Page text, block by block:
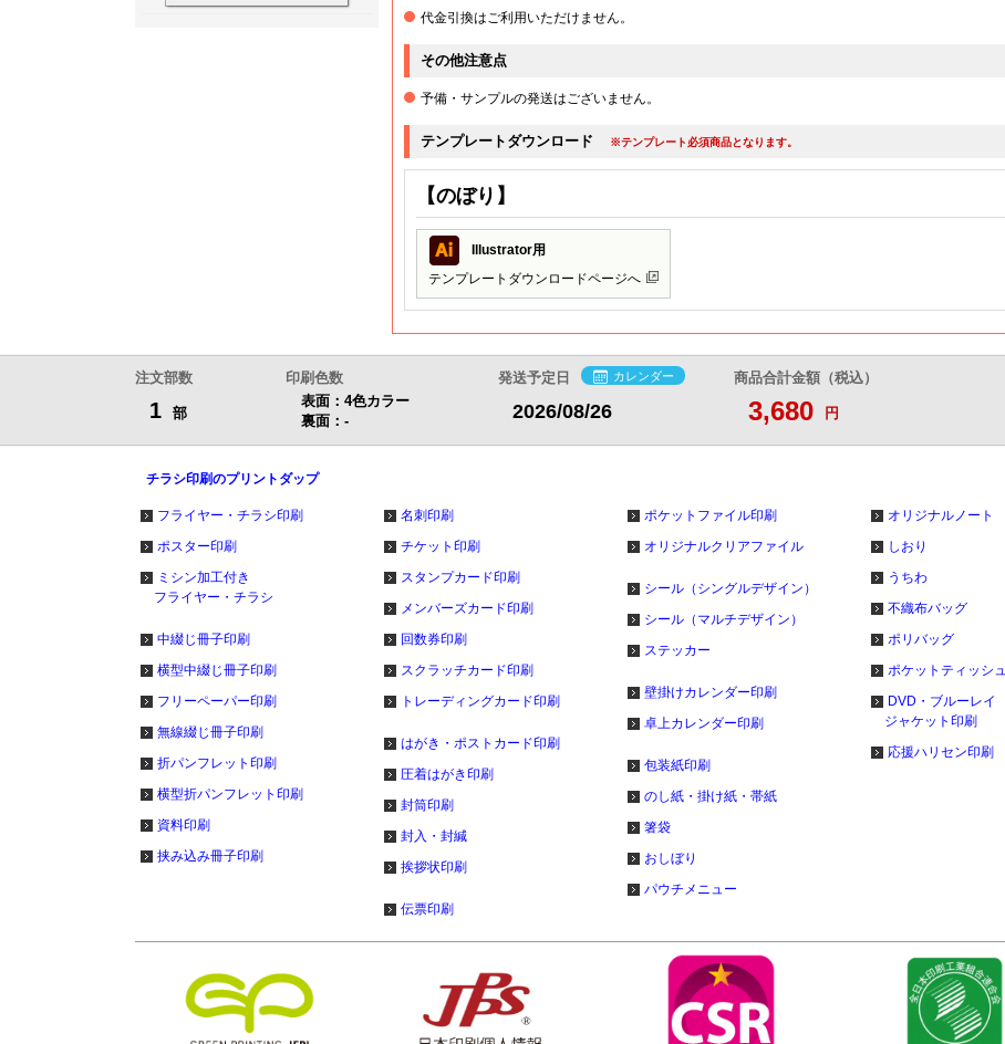
代金引換はご利用いただけません。
その他注意点
予備・サンプルの発送はございません。
テンプレートダウンロード ※テンプレート必須商品となります。
【のぼり】
Illustrator用
テンプレートダウンロードページへ
注文部数
1 部
印刷色数
表面：4色カラー
裏面：-
発送予定日 カレンダー
2026/08/26
商品合計金額（税込）
3,680 円
チラシ印刷のプリントダップ
フライヤー・チラシ印刷
ポスター印刷
ミシン加工付き
フライヤー・チラシ
中綴じ冊子印刷
横型中綴じ冊子印刷
フリーペーパー印刷
無線綴じ冊子印刷
折パンフレット印刷
横型折パンフレット印刷
資料印刷
挟み込み冊子印刷
名刺印刷
チケット印刷
スタンプカード印刷
メンバーズカード印刷
回数券印刷
スクラッチカード印刷
トレーディングカード印刷
はがき・ポストカード印刷
圧着はがき印刷
封筒印刷
封入・封緘
挨拶状印刷
伝票印刷
ポケットファイル印刷
オリジナルクリアファイル
シール（シングルデザイン）
シール（マルチデザイン）
ステッカー
壁掛けカレンダー印刷
卓上カレンダー印刷
包装紙印刷
のし紙・掛け紙・帯紙
箸袋
おしぼり
パウチメニュー
オリジナルノート
しおり
うちわ
不織布バッグ
ポリバッグ
ポケットティッシュ
DVD・ブルーレイ
ジャケット印刷
応援ハリセン印刷